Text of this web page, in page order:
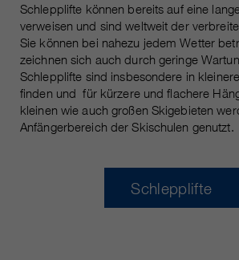
Schlepplifte können bereits auf eine
verweisen und sind weltweit der
Sie können bei nahezu jedem Wetter
zeichnen sich auch durch geringe
Schlepplifte sind insbesondere in
finden und für kürzere und flachere
kleinen wie auch großen Skigebieten
Anfängerbereich der Skischulen genutzt.
Schlepplifte
Anbieter sgalinski Cookie Opt In
Laufzeit 30 Tage
Zweck
Speichert die vom
gewählten Cookie-
kürzer.
Diese Cookies
Analytics verwendet,
verschiedene Arten
sammeln,
persönlicher und nicht-
Weitere Informationen
den
von Google Analytics